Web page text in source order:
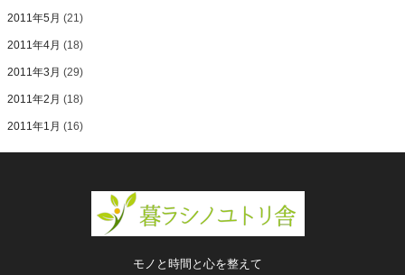
2011年5月 (21)
2011年4月 (18)
2011年3月 (29)
2011年2月 (18)
2011年1月 (16)
モノと時間と心を整えて